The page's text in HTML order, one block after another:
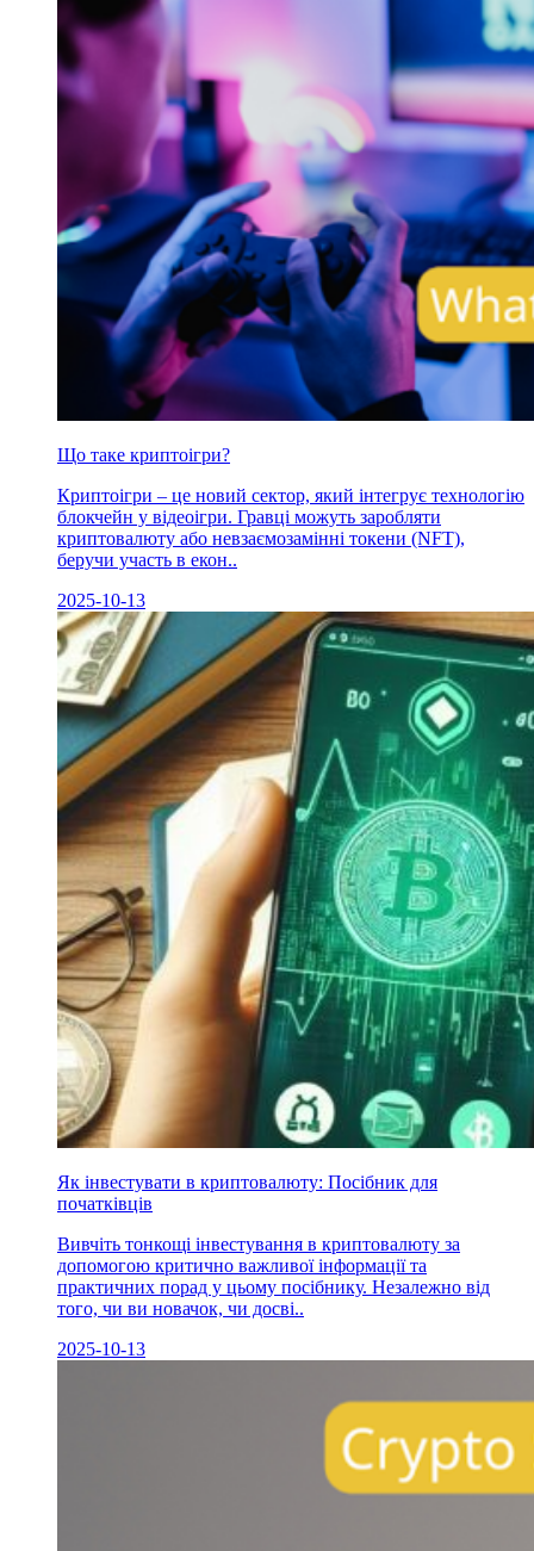
Що таке криптоігри?
Криптоігри – це новий сектор, який інтегрує технологію
блокчейн у відеоігри. Гравці можуть заробляти
криптовалюту або невзаємозамінні токени (NFT),
беручи участь в екон..
2025-10-13
Як інвестувати в криптовалюту: Посібник для
початківців
Вивчіть тонкощі інвестування в криптовалюту за
допомогою критично важливої інформації та
практичних порад у цьому посібнику. Незалежно від
того, чи ви новачок, чи досві..
2025-10-13